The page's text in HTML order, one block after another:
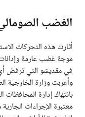
الغضب
أثارت هذه التحركات
موجة غضب عارمة وإدانات
في مقديشو التي ترفض
وأعربت وزارة الخارجية
بانتهاك إدارة
معتبرة الإجراءات